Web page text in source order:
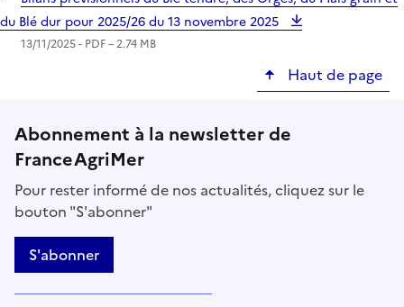
du Blé dur pour 2025/26 du 13 novembre 2025
13/11/2025 - PDF– 2.74 MB
Haut de page
Abonnement à la newsletter de
FranceAgriMer
Pour rester informé de nos actualités, cliquez sur le
bouton "S'abonner"
S'abonner